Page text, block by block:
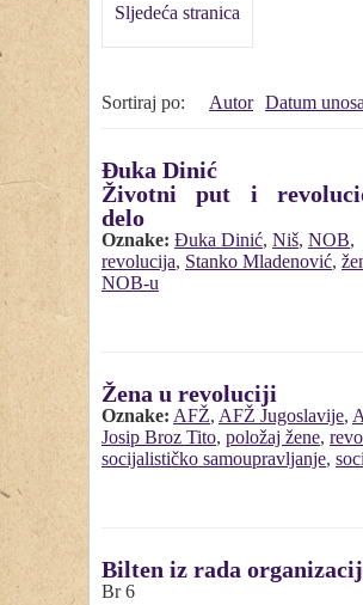
Sljedeća stranica
Sortiraj po: Autor Datum unosa
Đuka Dinić
Životni put i
delo
Oznake: Đuka Dinić, Niš, NOB,
revolucija, Stanko Mladenović,
NOB-u
Žena u revoluciji
Oznake: AFŽ, AFŽ Jugoslavije,
Josip Broz Tito, položaj žene,
socijalističko samoupravljanje,
Bilten iz rada
Br 6